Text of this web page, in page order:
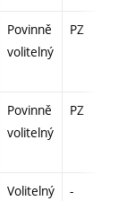
Povinně
volitelný
PZ
Povinně
volitelný
PZ
Volitelný -